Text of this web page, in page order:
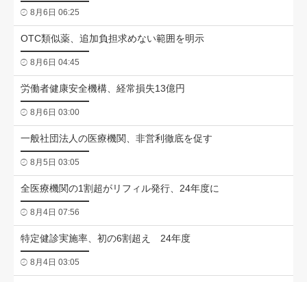
8月6日 06:25
OTC類似薬、追加負担求めない範囲を明示
8月6日 04:45
労働者健康安全機構、経常損失13億円
8月6日 03:00
一般社団法人の医療機関、非営利徹底を促す
8月5日 03:05
全医療機関の1割超がリフィル発行、24年度に
8月4日 07:56
特定健診実施率、初の6割超え 24年度
8月4日 03:05